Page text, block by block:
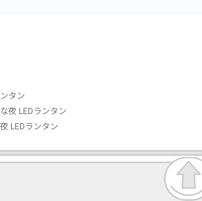
タン
夜 LEDランタン
LEDランタン